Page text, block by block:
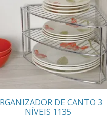
DE CANTO 3
NÍVEIS 1135